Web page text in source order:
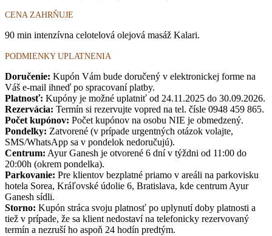
CENA ZAHRŇUJE
90 min intenzívna celotelová olejová masáž Kalari.
PODMIENKY UPLATNENIA
Doručenie: Kupón Vám bude doručený v elektronickej forme na
Váš e-mail ihneď po spracovaní platby.
Platnosť: Kupóny je možné uplatniť od 24.11.2025 do 30.09.2026.
Rezervácia: Termín si rezervujte vopred na tel. čísle 0948 459 865.
Počet kupónov: Počet kupónov na osobu NIE je obmedzený.
Pondelky: Zatvorené (v prípade urgentných otázok volajte,
SMS/WhatsApp sa v pondelok nedoručujú).
Centrum: Ayur Ganesh je otvorené 6 dní v týždni od 11:00 do
20:00h (okrem pondelka).
Parkovanie: Pre klientov bezplatné priamo v areáli na parkovisku
hotela Sorea, Kráľovské údolie 6, Bratislava, kde centrum Ayur
Ganesh sídli.
Storno: Kupón stráca svoju platnosť po uplynutí doby platnosti a
tiež v prípade, že sa klient nedostaví na telefonicky rezervovaný
termín a nezruší ho aspoň 24 hodín predtým.